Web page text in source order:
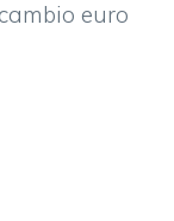
cambio euro